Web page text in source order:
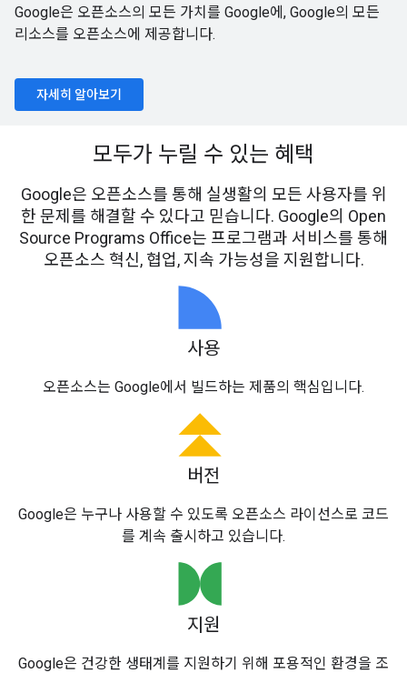
Google은 오픈소스의 모든 가치를 Google에, Google의 모든
리소스를 오픈소스에 제공합니다.
자세히 알아보기
모두가 누릴 수 있는 혜택
Google은 오픈소스를 통해 실생활의 모든 사용자를 위
한 문제를 해결할 수 있다고 믿습니다. Google의 Open
Source Programs Office는 프로그램과 서비스를 통해
오픈소스 혁신, 협업, 지속 가능성을 지원합니다.
사용
오픈소스는 Google에서 빌드하는 제품의 핵심입니다.
버전
Google은 누구나 사용할 수 있도록 오픈소스 라이선스로 코드
를 계속 출시하고 있습니다.
지원
Google은 건강한 생태계를 지원하기 위해 포용적인 환경을 조